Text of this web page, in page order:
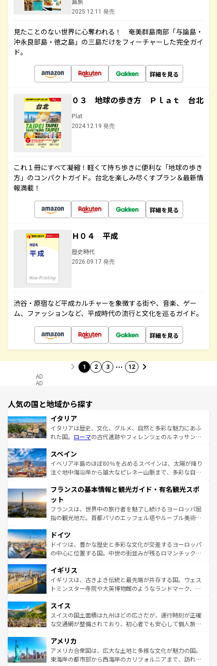
2025.12.11 発売
見たことのない世界に心奪われる！ 奄美群島南部「与論島・
沖永良部島・徳之島」の三島だけをフィーチャーした完全ガイ
ド。
詳細を見る
０３ 地球の歩き方 Ｐｌａｔ 台北
Plat
2024.12.19 発売
これ１冊にすべて凝縮！軽くて持ち歩きに便利な「地球の歩き
方」のコンパクトガイド。台北を楽しみ尽くすプラン＆最新情
報満載！
詳細を見る
Ｈ０４ 平成
歴史時代
2026.09.17 発売
渋谷・原宿など平成カルチャーを象徴する街や、音楽、ゲー
ム、ファッションなど、平成時代の流行と文化を巡るガイド。
詳細を見る
1 2 3 … 12
AD
AD
人気の国と地域から探す
イタリア
イタリアは歴史、文化、グルメ、自然と多彩な魅力にあふ
れた国。 ローマの古代遺跡やフィレンツェのルネッサンス
ろん、トスカーナの美しい田園風景やアマルフィ海岸の絶
景など、自然景観も見逃せない。観光の合間には、本場の
ピザやパスタなど、絶品のイタリア料理を堪能することも
ませてくれるイタリアで、忘れられない旅をしてみよう！
なお、新着のイタリア情報は
しい。
スペイン
イベリア半島のほぼ80％を占めるスペインは、太陽が降り
注ぐ地中海沿岸から雄大なピレネー山脈まで、多彩な自然
文化が根付くこの国では、情熱的なフラメンコ、熱気あふ
れる闘牛、そして美味しいタパスが生活の一部となってい
る。首都マドリードの洗練された雰囲気や、バルセロナの
アートに溢れた街角から、地方では古代ローマ遺跡や中世
せる。地方によって風土や気候が異なるスペインはその個
性で訪れる人を魅了する。 なお、新着のスペイン情報は コ
ンテンツ一覧を参照してほしい。
フランスの基本情報と観光ガイド・有名観光スポ
ット
フランスは、世界中の旅行者を魅了し続けるヨーロッパ屈
指の観光地だ。首都パリのエッフェル塔やルーブル美術館
で、幅広い魅力が詰まっている。華麗な宮殿、歴史的な大
聖堂、美しいビーチ、そして豊かな自然が、訪れる者を心
から魅了する。また、フランスは美食の国としても知ら
いる。シャンパンの発祥地であるランス、プロヴァンスの
香り高いラベンダー畑など、多彩な楽しみ方が可能だ。さ
らに、パリ以外の地域にも魅力が溢れており、どの街角に
れる地方に足を運ぶとそれぞれで全く異なる文化を体験で
きるだろう。 なお、新着のフランス情報はコンテンツ一覧
を参照してほしい。
ドイツ
ドイツは、豊かな歴史と多彩な文化が交差するヨーロッパ
の中心に位置する国。中世の街並みが残るロマンチック街
顔を持つこの国は、どこを歩いても飽きることがない。ベ
ルリンの文化的活気、バイエルン州のアルプスの絶景、そ
してライン川沿いのワイン畑といった風景は必見。ビール
は、お酒好きな人にはぜひ体験してほしい。 なお、新着の
ドイツ情報はコンテンツ一覧を参照してほしい。
イギリス
イギリスは、古きよき伝統と最先端が共存する国。ウェス
トミンスター寺院や大英博物館のようなランドマーク、歴
リアごとに異なる魅力がある。また、優雅なアフタヌーン
ティー、ビール好きにはたまらない英国パブ、サッカー観
戦など、本場だからこそできる体験も豊富。イギリスを旅
ンツ一覧を参照してほしい。
スイス
スイスの国土面積は九州ほどの広さだが、運行時刻が正確
な交通網が整備されており、初心者でも安心して個人旅行
の建物がそのまま残る町や、スイスならではのユニークな
博物館もあり、アルプス観光だけでなく町歩きも満喫する
ことができる。国民の所得が高いため物価も高いが、旅行
アメリカ
アメリカ合衆国は、広大な土地と多様な文化が魅力の国。
東海岸の都市部から西海岸のカリフォルニアまで、訪れる